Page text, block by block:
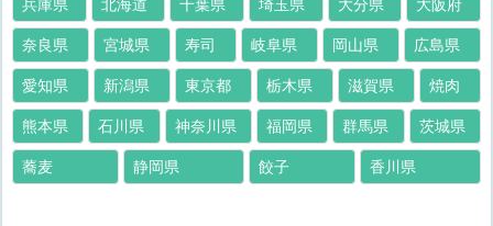
兵庫県 北海道 千葉県 埼玉県 大分県 大阪府
奈良県 宮城県 寿司 岐阜県 岡山県 広島県
愛知県 新潟県 東京都 栃木県 滋賀県 焼肉
熊本県 石川県 神奈川県 福岡県 群馬県 茨城県
蕎麦 静岡県 餃子 香川県